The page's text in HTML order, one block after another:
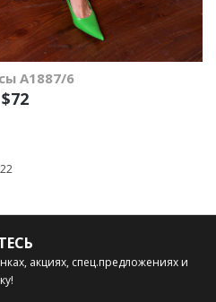
A1887/6
$72
акциях, спец.предложениях и